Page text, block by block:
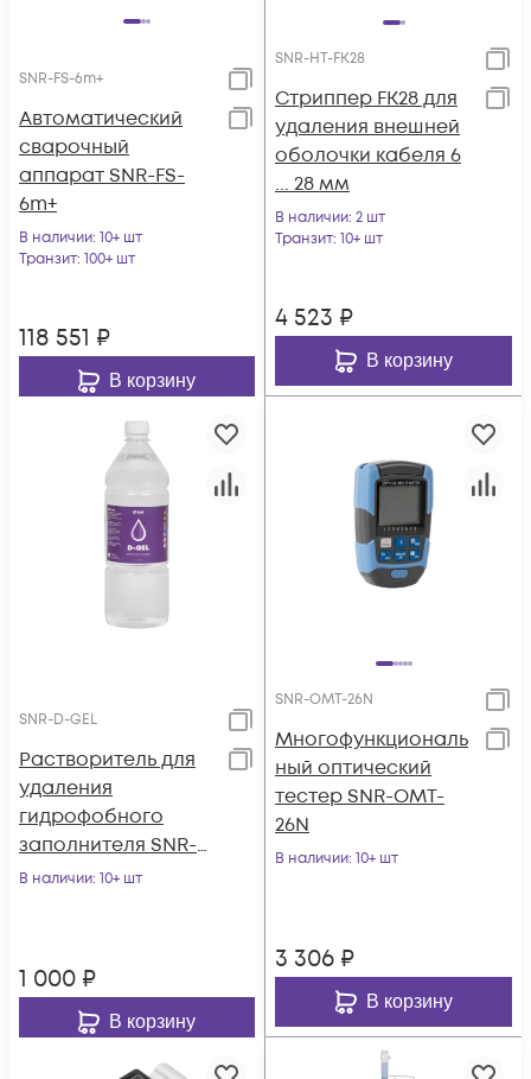
SNR-FS-6m+
Автоматический
сварочный
аппарат SNR-FS-
6m+
В наличии: 10+ шт
Транзит: 100+ шт
118 551 ₽
В корзину
SNR-HT-FK28
Стриппер FK28 для
удаления внешней
оболочки кабеля 6
... 28 мм
В наличии: 2 шт
Транзит: 10+ шт
4 523 ₽
В корзину
SNR-D-GEL
Растворитель для
удаления
гидрофобного
заполнителя SNR-
D-GEL
В наличии: 10+ шт
1 000 ₽
В корзину
SNR-OMT-26N
Многофункциональ
ный оптический
тестер SNR-OMT-
26N
В наличии: 10+ шт
3 306 ₽
В корзину